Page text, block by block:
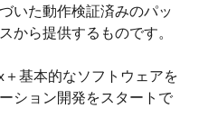
いた動作検証済みのパッ
から提供するものです。
基本的なソフトウェアを
ション開発をスタートで